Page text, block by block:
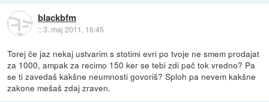
blackbfm
::3. maj 2011, 16:45
Torej če jaz nekaj ustvarim s stotimi evri po tvoje ne smem prodajat
za 1000, ampak za recimo 150 ker se tebi zdi pač tok vredno? Pa
se ti zavedaš kakšne neumnosti govoriš? Sploh pa nevem kakšne
zakone mešaš zdaj zraven.